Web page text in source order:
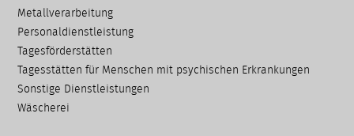
Metallverarbeitung
Personaldienstleistung
Tagesförderstätten
Tagesstätten für Menschen mit psychischen Erkrankungen
Sonstige Dienstleistungen
Wäscherei